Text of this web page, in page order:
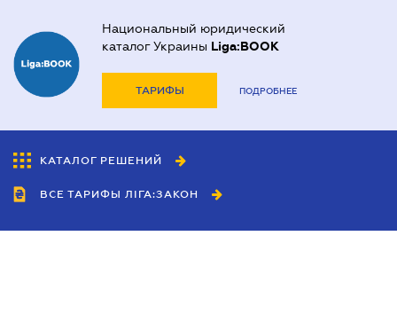
Национальный юридический
каталог Украины Liga:BOOK
ТАРИФЫ ПОДРОБНЕЕ
КАТАЛОГ РЕШЕНИЙ
ВСЕ ТАРИФЫ ЛІГА:ЗАКОН